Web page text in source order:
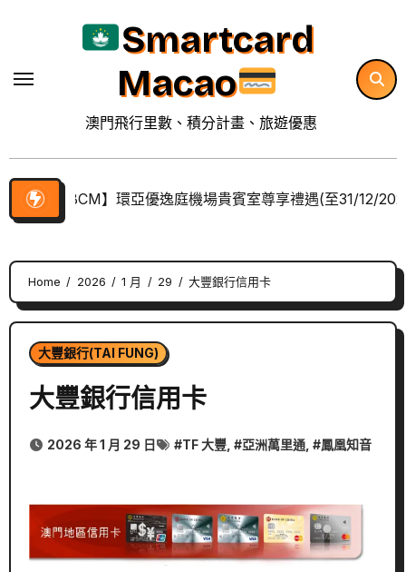
Smartcard
Macao
澳門飛行里數、積分計畫、旅遊優惠
【BCM】環亞優逸庭機場貴賓室尊享禮遇(至31/12/
Home 2026 1 月 29 大豐銀行信用卡
大豐銀行(TAI FUNG)
大豐銀行信用卡
2026 年 1 月 29 日 #TF 大豐, #亞洲萬里通, #鳳凰知音